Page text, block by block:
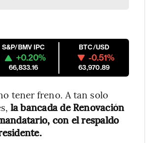
S&P/BMV IPC
+0.20%
66,833.16
BTC/USD
-0.51%
63,970.89
tener freno. A tan solo
la bancada de Renovación
con el respaldo